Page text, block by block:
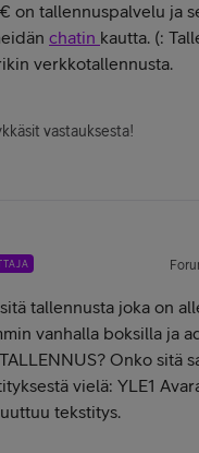
on tallennuspalvelu ja
chatin kautta. (:
verkkotallennusta.
vastauksesta!
tallennusta joka on
vanhalla boksilla ja
Onko sitä
vielä: YLE1
tekstitys.